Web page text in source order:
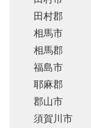
田村郡
相馬市
相馬郡
福島市
耶麻郡
郡山市
須賀川市